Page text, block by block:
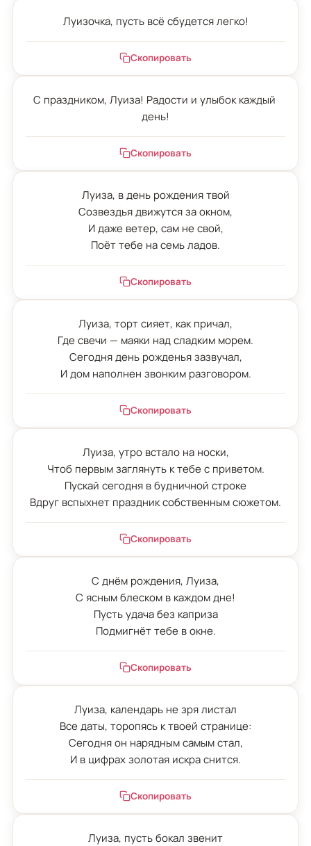
Луизочка, пусть всё сбудется легко!
Скопировать
С праздником, Луиза! Радости и улыбок каждый
день!
Скопировать
Луиза, в день рождения твой
Созвездья движутся за окном,
И даже ветер, сам не свой,
Поёт тебе на семь ладов.
Скопировать
Луиза, торт сияет, как причал,
Где свечи — маяки над сладким морем.
Сегодня день рожденья зазвучал,
И дом наполнен звонким разговором.
Скопировать
Луиза, утро встало на носки,
Чтоб первым заглянуть к тебе с приветом.
Пускай сегодня в будничной строке
Вдруг вспыхнет праздник собственным сюжетом.
Скопировать
С днём рождения, Луиза,
С ясным блеском в каждом дне!
Пусть удача без каприза
Подмигнёт тебе в окне.
Скопировать
Луиза, календарь не зря листал
Все даты, торопясь к твоей странице:
Сегодня он нарядным самым стал,
И в цифрах золотая искра снится.
Скопировать
Луиза, пусть бокал звенит